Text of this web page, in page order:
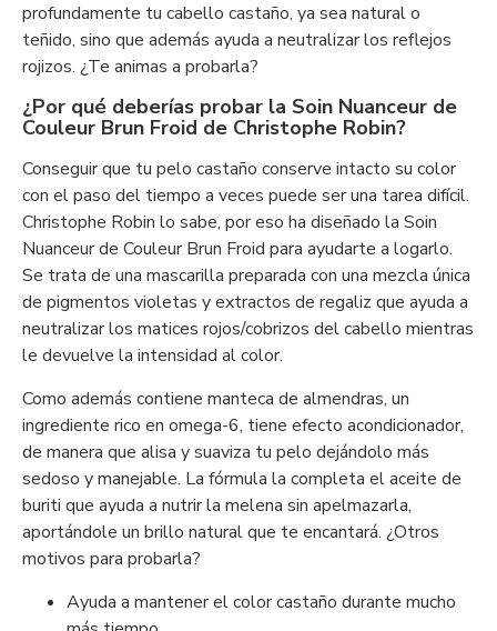
profundamente tu cabello castaño, ya sea natural o
teñido, sino que además ayuda a neutralizar los reflejos
rojizos. ¿Te animas a probarla?
¿Por qué deberías probar la Soin Nuanceur de
Couleur Brun Froid de Christophe Robin?
Conseguir que tu pelo castaño conserve intacto su color
con el paso del tiempo a veces puede ser una tarea difícil.
Christophe Robin lo sabe, por eso ha diseñado la Soin
Nuanceur de Couleur Brun Froid para ayudarte a logarlo.
Se trata de una mascarilla preparada con una mezcla única
de pigmentos violetas y extractos de regaliz que ayuda a
neutralizar los matices rojos/cobrizos del cabello mientras
le devuelve la intensidad al color.
Como además contiene manteca de almendras, un
ingrediente rico en omega-6, tiene efecto acondicionador,
de manera que alisa y suaviza tu pelo dejándolo más
sedoso y manejable. La fórmula la completa el aceite de
buriti que ayuda a nutrir la melena sin apelmazarla,
aportándole un brillo natural que te encantará. ¿Otros
motivos para probarla?
Ayuda a mantener el color castaño durante mucho